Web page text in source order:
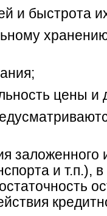
и быстрота
цены и
заложенного
и т.п.),